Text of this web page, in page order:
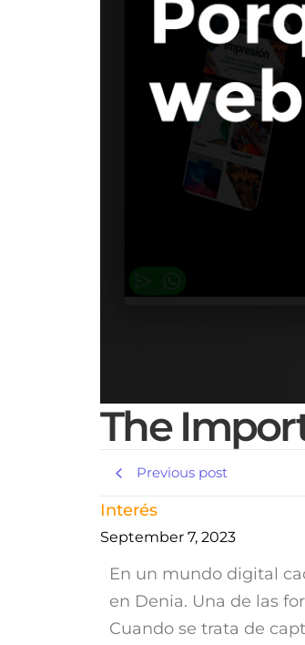
The
Previous post
Interés
September 7, 2023
En un mundo digital
en Denia. Una de las
Cuando se trata de